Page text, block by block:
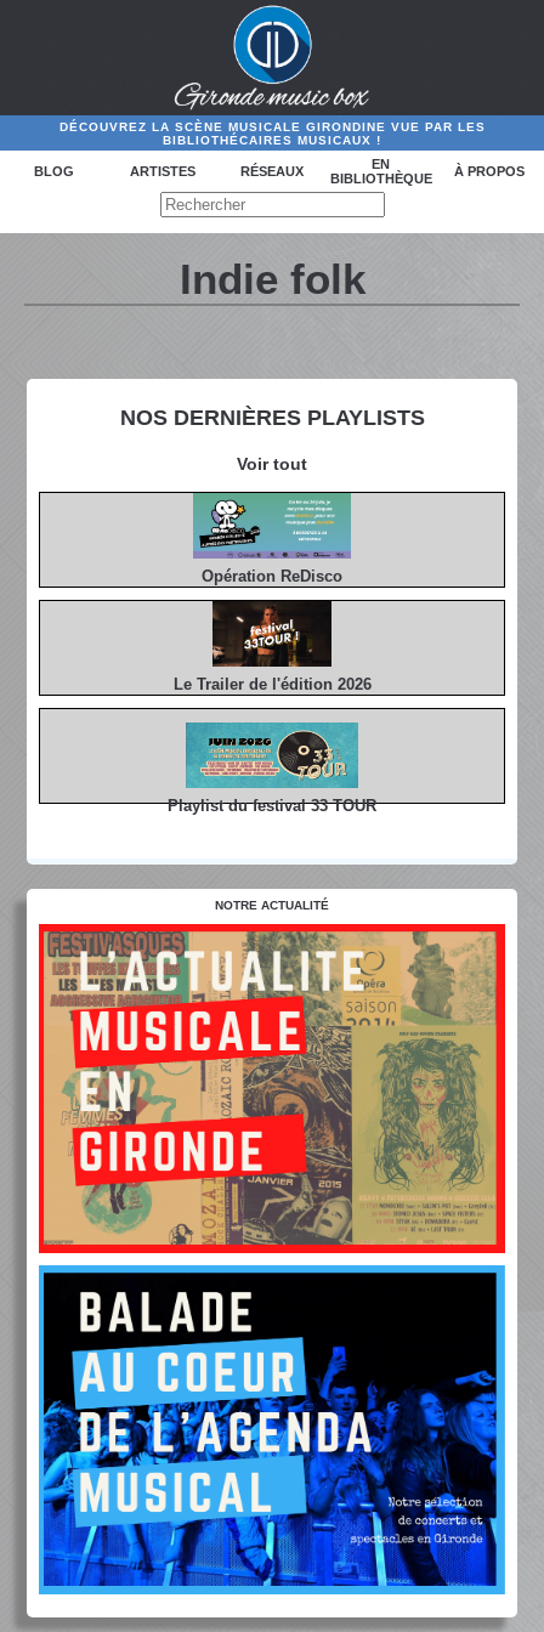
DÉCOUVREZ LA SCÈNE MUSICALE GIRONDINE VUE PAR LES
BIBLIOTHÉCAIRES MUSICAUX !
BLOG ARTISTES RÉSEAUX
EN
BIBLIOTHÈQUE
À PROPOS
NOS DERNIÈRES PLAYLISTS
Voir tout
Opération ReDisco
Le Trailer de l'édition 2026
Playlist du festival 33 TOUR
Indie folk
NOTRE ACTUALITÉ